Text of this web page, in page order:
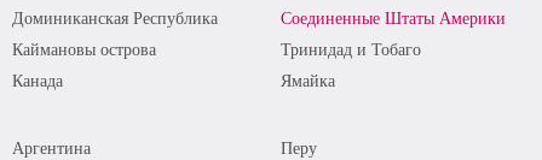
Доминиканская Республика
Каймановы острова
Канада
Соединенные Штаты Америки
Тринидад и Тобаго
Ямайка
Аргентина
Перу